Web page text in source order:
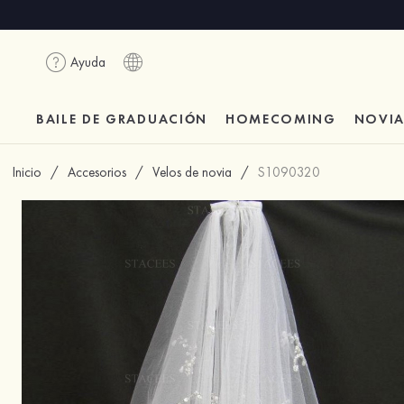
Ayuda
BAILE DE GRADUACIÓN HOMECOMING
Inicio / Accesorios / Velos de novia / S1090320